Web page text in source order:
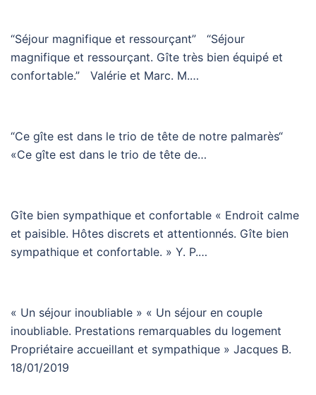
“Séjour magnifique et ressourçant” “Séjour
magnifique et ressourçant. Gîte très bien équipé et
confortable.” Valérie et Marc. M.…
“Ce gîte est dans le trio de tête de notre palmarès“
«Ce gîte est dans le trio de tête de…
Gîte bien sympathique et confortable « Endroit calme
et paisible. Hôtes discrets et attentionnés. Gîte bien
sympathique et confortable. » Y. P.…
« Un séjour inoubliable » « Un séjour en couple
inoubliable. Prestations remarquables du logement
Propriétaire accueillant et sympathique » Jacques B.
18/01/2019